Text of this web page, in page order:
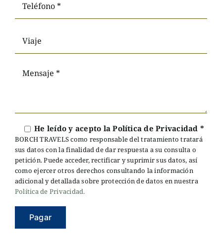
He leído y acepto laPolítica de Privacidad *
BORCH TRAVELS como responsable del tratamiento tratará
sus datos con la finalidad de dar respuesta a su consulta o
petición. Puede acceder, rectificar y suprimir sus datos, así
como ejercer otros derechos consultando la información
adicional y detallada sobre protección de datos en nuestra
Política de Privacidad.